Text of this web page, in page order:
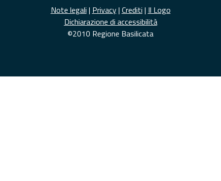
Note legali | Privacy| Crediti | Il Logo
Dichiarazione di accessibilità
©2010 Regione Basilicata